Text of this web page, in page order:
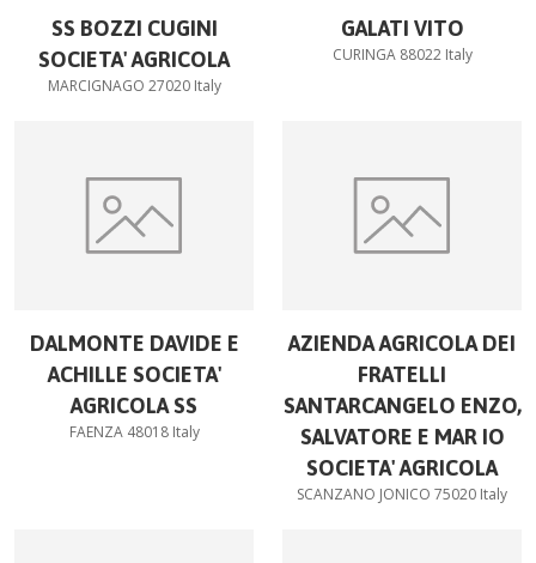
SS BOZZI CUGINI
SOCIETA' AGRICOLA
MARCIGNAGO 27020 Italy
GALATI VITO
CURINGA 88022 Italy
DALMONTE DAVIDE E
ACHILLE SOCIETA'
AGRICOLA SS
FAENZA 48018 Italy
AZIENDA AGRICOLA DEI
FRATELLI
SANTARCANGELO ENZO,
SALVATORE E MAR IO
SOCIETA' AGRICOLA
SCANZANO JONICO 75020 Italy